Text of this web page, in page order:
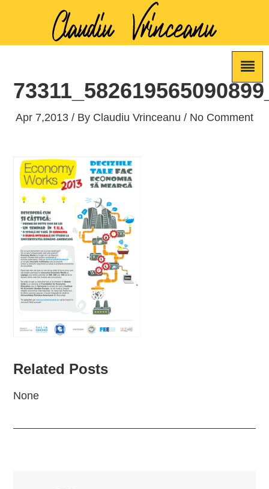
Apr 7,2013 / By Claudiu Vrinceanu / No Comment
Related Posts
None